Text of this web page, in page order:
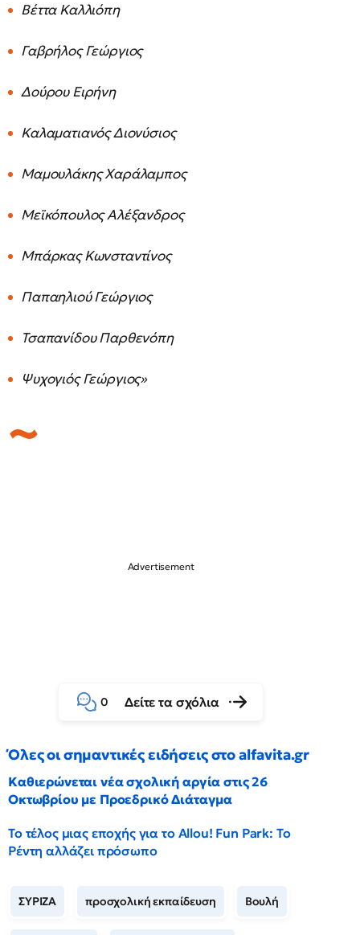
Βέττα Καλλιόπη
Γαβρήλος Γεώργιος
Δούρου Ειρήνη
Καλαματιανός Διονύσιος
Μαμουλάκης Χαράλαμπος
Μεϊκόπουλος Αλέξανδρος
Μπάρκας Κωνσταντίνος
Παπαηλιού Γεώργιος
Τσαπανίδου Παρθενόπη
Ψυχογιός Γεώργιος»
0 Δείτε τα σχόλια
Όλες οι σημαντικές ειδήσεις στο alfavita.gr
Καθιερώνεται νέα σχολική αργία στις 26
Οκτωβρίου με Προεδρικό Διάταγμα
Το τέλος μιας εποχής για το Allou! Fun Park: Το
Ρέντη αλλάζει πρόσωπο
ΣΥΡΙΖΑ προσχολική εκπαίδευση Βουλή